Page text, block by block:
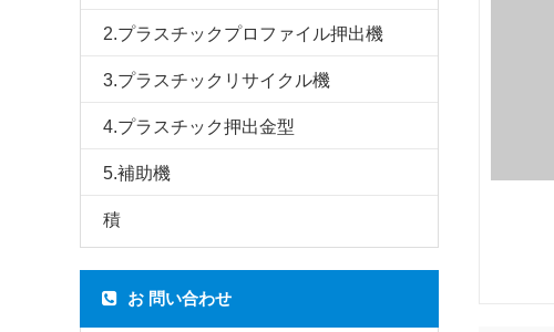
2.プラスチックプロファイル押出機
3.プラスチックリサイクル機
4.プラスチック押出金型
5.補助機
積
お 問い合わせ